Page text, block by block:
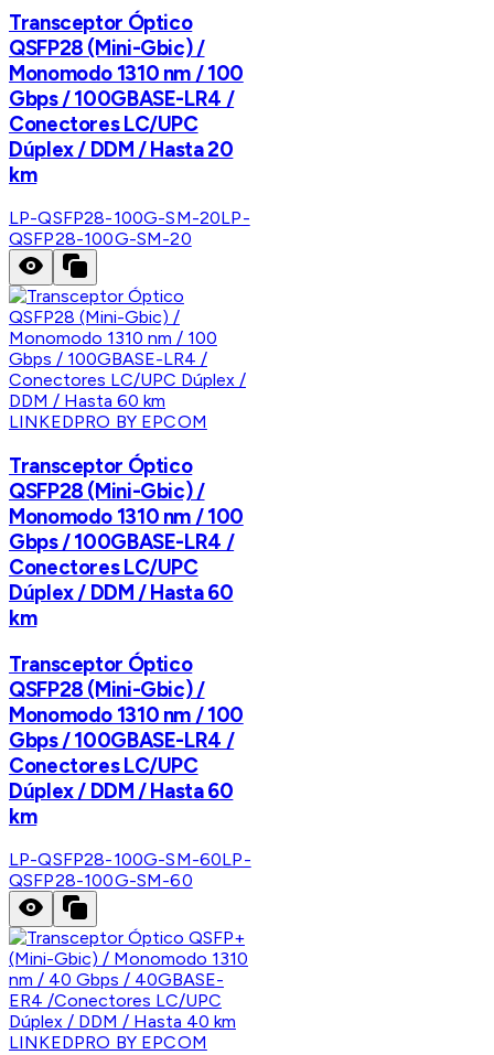
Transceptor Óptico
QSFP28 (Mini-Gbic) /
Monomodo 1310 nm / 100
Gbps / 100GBASE-LR4 /
Conectores LC/UPC
Dúplex / DDM / Hasta 20
km
LP-QSFP28-100G-SM-20LP-
QSFP28-100G-SM-20
LINKEDPRO BY EPCOM
Transceptor Óptico
QSFP28 (Mini-Gbic) /
Monomodo 1310 nm / 100
Gbps / 100GBASE-LR4 /
Conectores LC/UPC
Dúplex / DDM / Hasta 60
km
Transceptor Óptico
QSFP28 (Mini-Gbic) /
Monomodo 1310 nm / 100
Gbps / 100GBASE-LR4 /
Conectores LC/UPC
Dúplex / DDM / Hasta 60
km
LP-QSFP28-100G-SM-60LP-
QSFP28-100G-SM-60
LINKEDPRO BY EPCOM